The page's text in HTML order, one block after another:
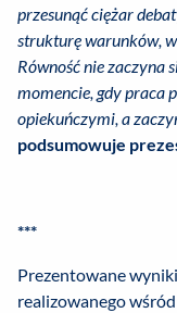
przesunąć ciężar
strukturę warunków,
Równość nie zaczyna
momencie, gdy praca
opiekuńczymi, a
podsumowuje
***
Prezentowane
realizowanego